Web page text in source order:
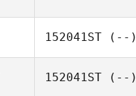
152041ST(--)
152041ST(--)